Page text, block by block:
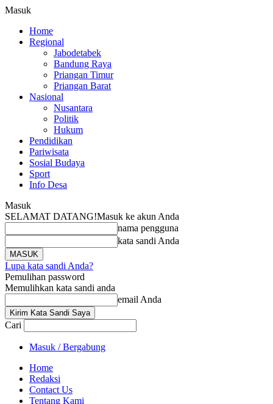
Masuk
Home
Regional
Jabodetabek
Bandung Raya
Priangan Timur
Priangan Barat
Nasional
Nusantara
Politik
Hukum
Pendidikan
Pariwisata
Sosial Budaya
Sport
Info Desa
Masuk
SELAMAT DATANG!Masuk ke akun Anda
nama pengguna
kata sandi Anda
Lupa kata sandi Anda?
Pemulihan password
Memulihkan kata sandi anda
email Anda
Cari
Masuk / Bergabung
Home
Redaksi
Contact Us
Tentang Kami